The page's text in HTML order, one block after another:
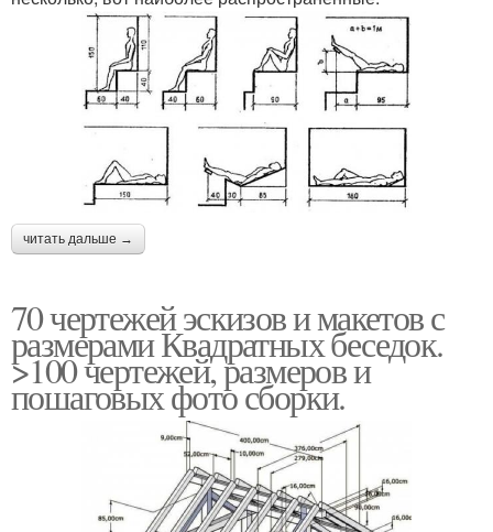
читать дальше →
70 чертежей эскизов и макетов с
размерами Квадратных беседок.
>100 чертежей, размеров и
пошаговых фото сборки.